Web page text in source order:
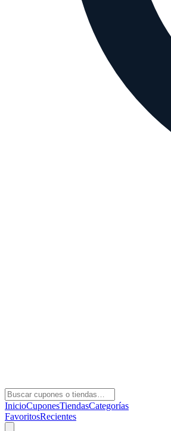
InicioCuponesTiendasCategorías
FavoritosRecientes